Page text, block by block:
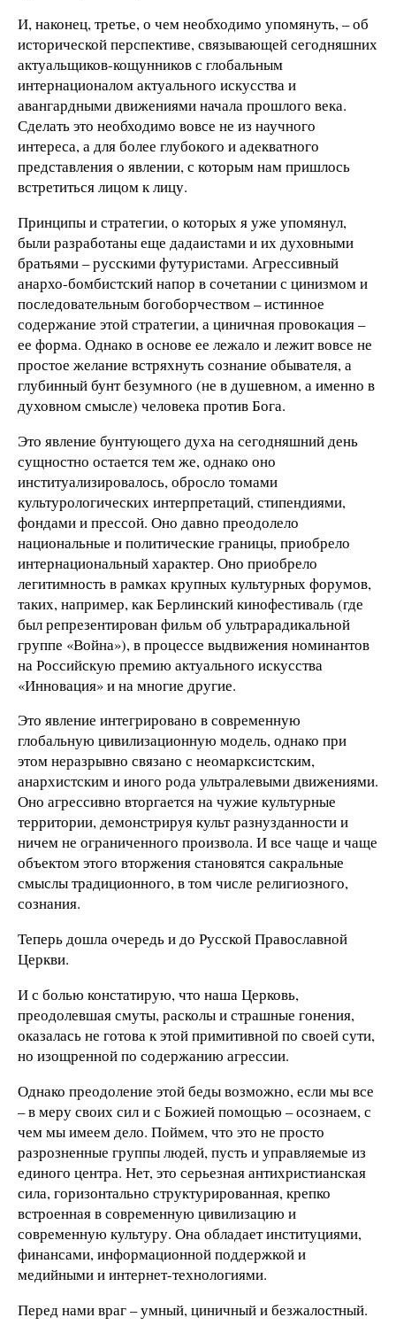
И, наконец, третье, о чем необходимо упомянуть, – об
исторической перспективе, связывающей сегодняшних
актуальщиков-кощунников с глобальным
интернационалом актуального искусства и
авангардными движениями начала прошлого века.
Сделать это необходимо вовсе не из научного
интереса, а для более глубокого и адекватного
представления о явлении, с которым нам пришлось
встретиться лицом к лицу.
Принципы и стратегии, о которых я уже упомянул,
были разработаны еще дадаистами и их духовными
братьями – русскими футуристами. Агрессивный
анархо-бомбистский напор в сочетании с цинизмом и
последовательным богоборчеством – истинное
содержание этой стратегии, а циничная провокация –
ее форма. Однако в основе ее лежало и лежит вовсе не
простое желание встряхнуть сознание обывателя, а
глубинный бунт безумного (не в душевном, а именно в
духовном смысле) человека против Бога.
Это явление бунтующего духа на сегодняшний день
сущностно остается тем же, однако оно
институализировалось, обросло томами
культурологических интерпретаций, стипендиями,
фондами и прессой. Оно давно преодолело
национальные и политические границы, приобрело
интернациональный характер. Оно приобрело
легитимность в рамках крупных культурных форумов,
таких, например, как Берлинский кинофестиваль (где
был репрезентирован фильм об ультрарадикальной
группе «Война»), в процессе выдвижения номинантов
на Российскую премию актуального искусства
«Инновация» и на многие другие.
Это явление интегрировано в современную
глобальную цивилизационную модель, однако при
этом неразрывно связано с неомарксистским,
анархистским и иного рода ультралевыми движениями.
Оно агрессивно вторгается на чужие культурные
территории, демонстрируя культ разнузданности и
ничем не ограниченного произвола. И все чаще и чаще
объектом этого вторжения становятся сакральные
смыслы традиционного, в том числе религиозного,
сознания.
Теперь дошла очередь и до Русской Православной
Церкви.
И с болью констатирую, что наша Церковь,
преодолевшая смуты, расколы и страшные гонения,
оказалась не готова к этой примитивной по своей сути,
но изощренной по содержанию агрессии.
Однако преодоление этой беды возможно, если мы все
– в меру своих сил и с Божией помощью – осознаем, с
чем мы имеем дело. Поймем, что это не просто
разрозненные группы людей, пусть и управляемые из
единого центра. Нет, это серьезная антихристианская
сила, горизонтально структурированная, крепко
встроенная в современную цивилизацию и
современную культуру. Она обладает институциями,
финансами, информационной поддержкой и
медийными и интернет-технологиями.
Перед нами враг – умный, циничный и безжалостный.